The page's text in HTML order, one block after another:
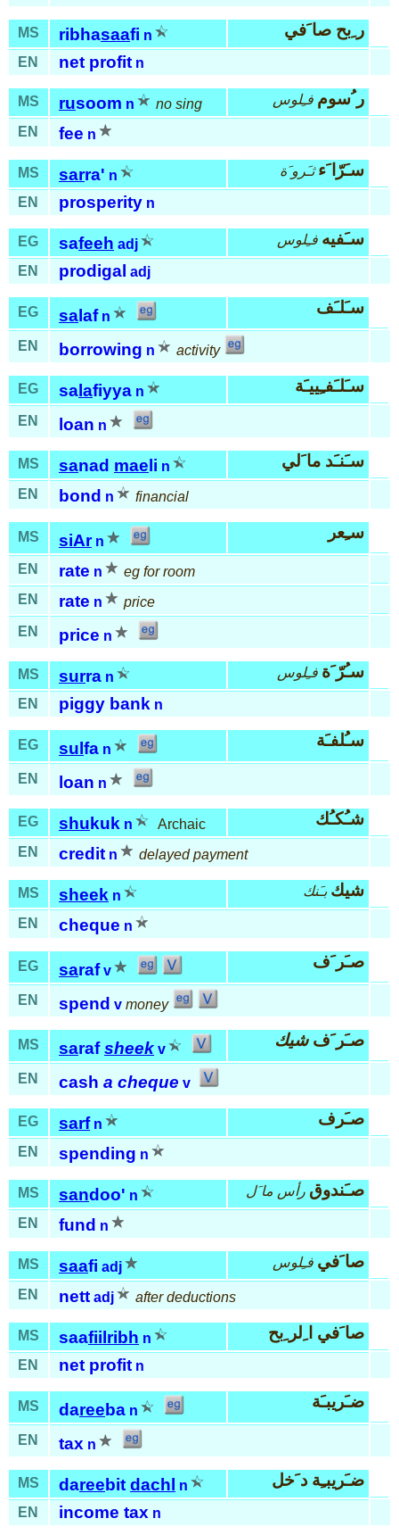
MS ribhasaafi n ر ِبح صا َفي
EN net profit n
MS rusoom n no sing ر ُسوم فـِلوس
EN fee n
MS sarra' n سـَرّا َء ثـَرو َة
EN prosperity n
EG safeeh adj سـَفيه فـِلوس
EN prodigal adj
EG sa laf n سـَلـَف
EN borrowing n activity
EG sa lafiyya n سـَلـَفـِييـَة
EN loan n
MS sanad mae li n سـَنـَد ما َلي
EN bond n financial
MS siAr n سـِعر
EN rate n
eg for room
EN
rate n
price
EN
price n
MS surra n سـُرّ َة فـِلوس
EN piggy bank n
EG sul fa n سـُلفـَة
EN loan n
EG shu kuk n Archaic شـُكـُك
EN credit n delayed payment
MS sheek n شيك بـَنك
EN cheque n
EG saraf v صـَر َف
EN spend v money
MS sarafsheek v صـَر َفشيك
EN cash a cheque v
EG sarf n صـَرف
EN spending n
MS sandoo' n صـَندوق رأس ما َل
EN fund n
MS saafi adj صا َفي فـِلوس
EN nett adj after deductions
MS saafiil ribh n صا َفي ا ِلر ِبح
EN net profit n
MS dareeba n ضـَريبـَة
EN tax n
MS dareebit dachl n ضـَريبـِة د َخل
EN income tax n